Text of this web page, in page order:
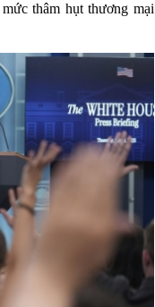
thâm hụt thương mại